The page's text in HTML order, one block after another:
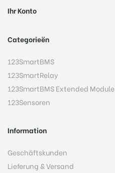
Ihr Konto
Categorieën
123SmartBMS
123SmartRelay
123SmartBMS Extended Module
123Sensoren
Information
Geschäftskunden
Lieferung & Versand